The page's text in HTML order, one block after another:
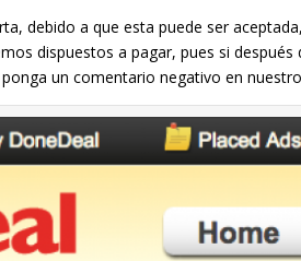
debido a que esta puede ser
dispuestos a pagar, pues si después
un comentario negativo en